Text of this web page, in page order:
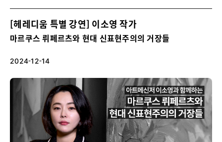
[헤레디움 특별 강연] 이소영 작가
마르쿠스 뤼페르츠와 현대 신표현주의의 거장들
2024-12-14